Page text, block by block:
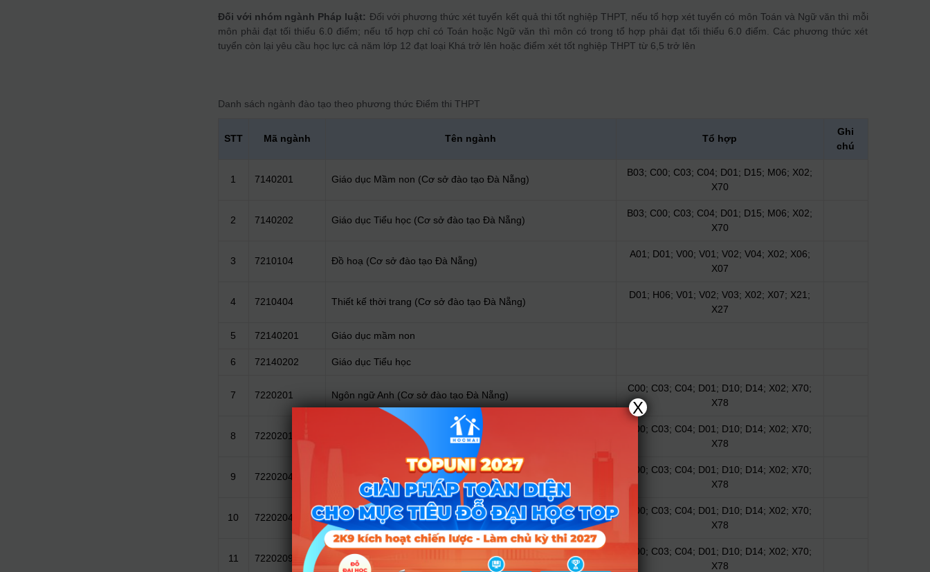
Đối với nhóm ngành Pháp luật: Đối với phương thức xét tuyển kết quả thi tốt nghiệp THPT, nếu tổ hợp xét tuyển có môn Toán và Ngữ văn thì mỗi
môn phải đạt tối thiểu 6.0 điểm; nếu tổ hợp chỉ có Toán hoặc Ngữ văn thì môn có trong tổ hợp phải đạt tối thiểu 6.0 điểm. Các phương thức xét
tuyển còn lại yêu cầu học lực cả năm lớp 12 đạt loại Khá trở lên hoặc điểm xét tốt nghiệp THPT từ 6,5 trở lên
Danh sách ngành đào tạo theo phương thức Điểm thi THPT
STT Mã ngành Tên ngành Tổ hợp
Ghi
chú
1 7140201 Giáo dục Mầm non (Cơ sở đào tạo Đà Nẵng)
B03; C00; C03; C04; D01; D15; M06; X02;
X70
2 7140202 Giáo dục Tiểu học (Cơ sở đào tạo Đà Nẵng)
B03; C00; C03; C04; D01; D15; M06; X02;
X70
3 7210104 Đồ hoạ (Cơ sở đào tạo Đà Nẵng)
A01; D01; V00; V01; V02; V04; X02; X06;
X07
4 7210404 Thiết kế thời trang (Cơ sở đào tạo Đà Nẵng)
D01; H06; V01; V02; V03; X02; X07; X21;
X27
5 72140201 Giáo dục mầm non
6 72140202 Giáo dục Tiểu học
7 7220201 Ngôn ngữ Anh (Cơ sở đào tạo Đà Nẵng)
C00; C03; C04; D01; D10; D14; X02; X70;
X78
8 7220201DL Ngôn ngữ Anh (Phân hiệu tỉnh Đắk Lắk)
C00; C03; C04; D01; D10; D14; X02; X70;
X78
9 7220204 Ngôn ngữ Trung Quốc (Cơ sở đào tạo Đà Nẵng)
C00; C03; C04; D01; D10; D14; X02; X70;
X78
10 7220204DL Ngôn ngữ Trung Quốc (Phân hiệu tỉnh Đắk Lắk)
C00; C03; C04; D01; D10; D14; X02; X70;
X78
11 7220209 Ngôn ngữ Nhật (Cơ sở đào tạo Đà Nẵng)
C00; C03; C04; D01; D10; D14; X02; X70;
X78
X